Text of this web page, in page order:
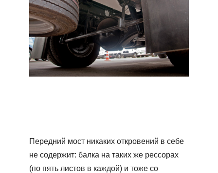
Передний мост никаких откровений в себе
не содержит: балка на таких же рессорах
(по пять листов в каждой) и тоже со